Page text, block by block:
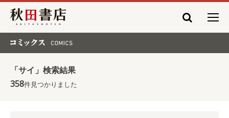
秋田書店
「サイ」検索結果
358件見つかりました